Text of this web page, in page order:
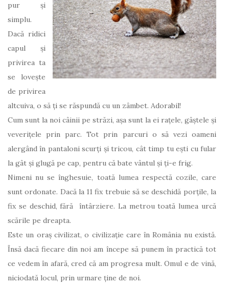
pur și
simplu.
Dacă ridici
capul și
privirea ta
se lovește
de privirea
altcuiva, o să ți se răspundă cu un zâmbet. Adorabil!
Cum sunt la noi câinii pe străzi, așa sunt la ei rațele, gâștele și
veverițele prin parc. Tot prin parcuri o să vezi oameni
alergând în pantaloni scurți și tricou, cât timp tu ești cu fular
la gât și glugă pe cap, pentru că bate vântul și ți-e frig.
Nimeni nu se înghesuie, toată lumea respectă cozile, care
sunt ordonate. Dacă la 11 fix trebuie să se deschidă porțile, la
fix se deschid, fără întârziere. La metrou toată lumea urcă
scările pe dreapta.
Este un oraș civilizat, o civilizație care în România nu există.
Însă dacă fiecare din noi am începe să punem în practică tot
ce vedem în afară, cred că am progresa mult. Omul e de vină,
niciodată locul, prin urmare ține de noi.